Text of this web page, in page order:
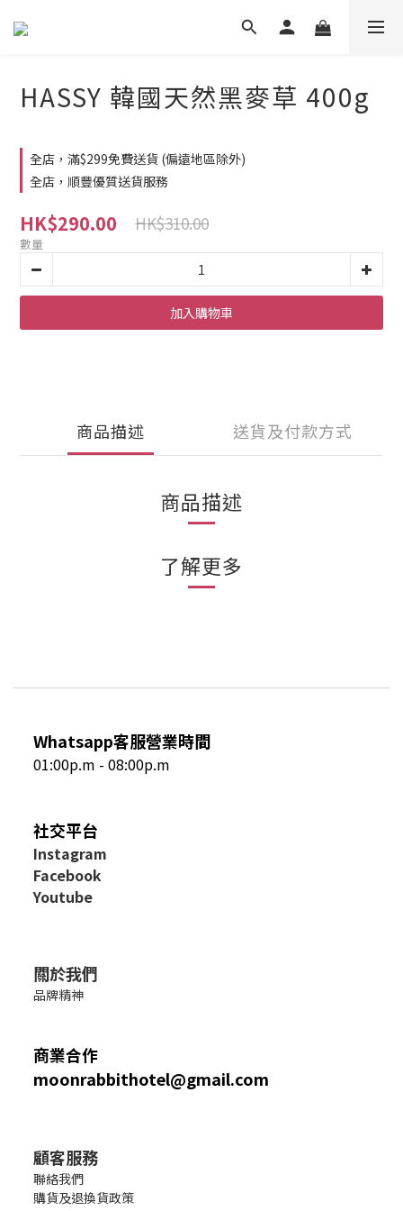
HASSY 韓國天然黑麥草 400g
全店，滿$299免費送貨 (偏遠地區除外)
全店，順豐優質送貨服務
HK$290.00 HK$310.00
數量
加入購物車
商品描述 送貨及付款方式
商品描述
了解更多
Whatsapp客服營業時間
01:00p.m - 08:00p.m
社交平台
Instagram
Facebook
Youtube
關於我們
品牌精神
商業合作
moonrabbithotel@gmail.com
顧客服務
聯絡我們
購貨及退換貨政策